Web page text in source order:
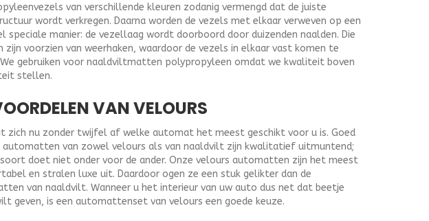
van verschillende kleuren zodanig vermengd dat de juiste
wordt verkregen. Daarna worden de vezels met elkaar verweven op een
speciale manier: de vezellaag wordt doorboord door duizenden naalden. Die
zijn voorzien van weerhaken, waardoor de vezels in elkaar vast komen te
gebruiken voor naaldviltmatten polypropyleen omdat we kwaliteit boven
stellen.
VAN VELOURS
zich nu zonder twijfel af welke automat het meest geschikt voor u is. Goed
automatten van zowel velours als van naaldvilt zijn kwalitatief uitmuntend;
doet niet onder voor de ander. Onze velours automatten zijn het meest
en stralen luxe uit. Daardoor ogen ze een stuk gelikter dan de
van naaldvilt. Wanneer u het interieur van uw auto dus net dat beetje
geven, is een automattenset van velours een goede keuze.